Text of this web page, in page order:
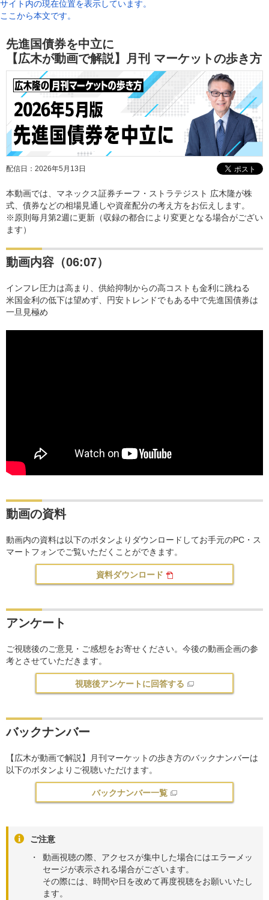
サイト内の現在位置を表示しています。
ここから本文です。
先進国債券を中立に
【広木が動画で解説】月刊 マーケットの歩き方
配信日： 2026年5月13日
本動画では、マネックス証券チーフ・ストラテジスト 広木隆が株
式、債券などの相場見通しや資産配分の考え方をお伝えします。
※原則毎月第2週に更新（収録の都合により変更となる場合がござい
ます）
動画内容（06:07）
インフレ圧力は高まり、供給抑制からの高コストも金利に跳ねる
米国金利の低下は望めず、円安トレンドでもある中で先進国債券は
一旦見極め
動画の資料
動画内の資料は以下のボタンよりダウンロードしてお手元のPC・ス
マートフォンでご覧いただくことができます。
資料ダウンロード
アンケート
ご視聴後のご意見・ご感想をお寄せください。今後の動画企画の参
考とさせていただきます。
視聴後アンケートに回答する
バックナンバー
【広木が動画で解説】月刊マーケットの歩き方のバックナンバーは
以下のボタンよりご視聴いただけます。
バックナンバー一覧
ご注意
動画視聴の際、アクセスが集中した場合にはエラーメッ
セージが表示される場合がございます。
その際には、時間や日を改めて再度視聴をお願いいたし
ます。